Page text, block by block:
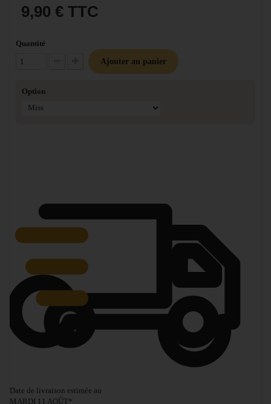
9,90 € TTC
Quantité
Diminuer la quantité
Augmenter la quantité
Ajouter au panier
Option
Date de livraison estimée au
MARDI 11 AOÛT*